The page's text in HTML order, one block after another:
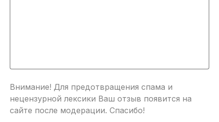
Внимание! Для предотвращения спама и
нецензурной лексики Ваш отзыв появится на
сайте после модерации. Спасибо!